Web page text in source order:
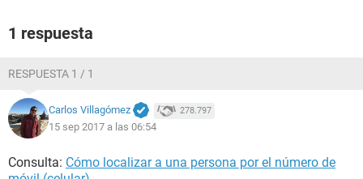
1 respuesta
RESPUESTA 1 / 1
Carlos Villagómez 278.797
15 sep 2017 a las 06:54
Consulta: Cómo localizar a una persona por el número de